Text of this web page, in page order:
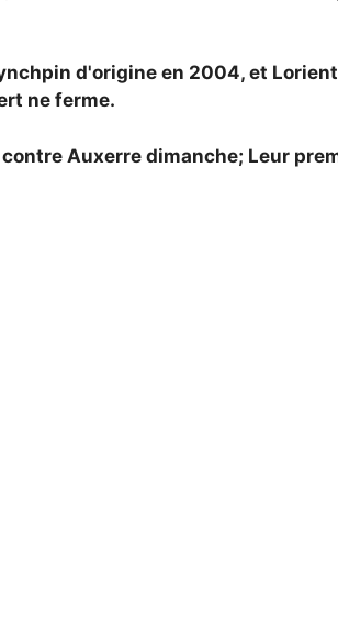
d'origine en 2004, et
ne ferme.
Auxerre dimanche; Leur